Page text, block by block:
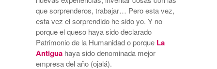
que sorprenderos, trabajar… Pero esta vez,
esta vez el sorprendido he sido yo. Y no
porque el queso haya sido declarado
Patrimonio de la Humanidad o porque La
Antigua haya sido denominada mejor
empresa del año (ojalá).